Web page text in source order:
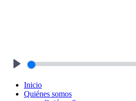
Inicio
Quiénes somos